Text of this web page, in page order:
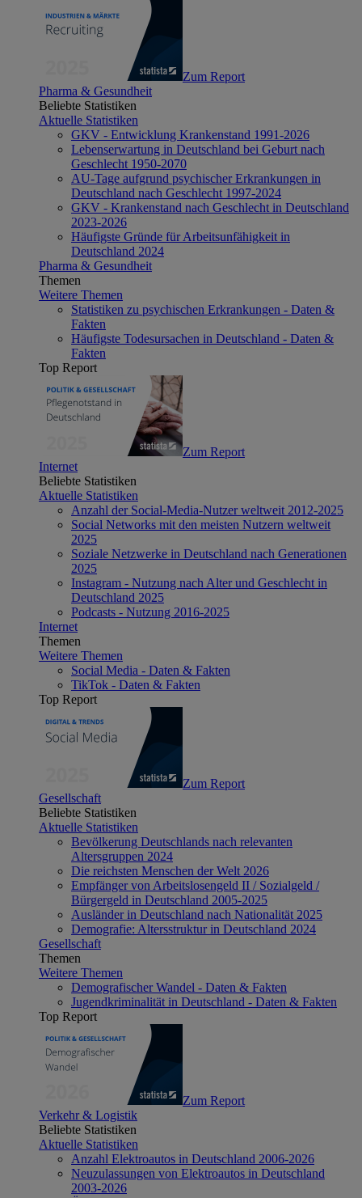
Zum Report
Pharma & Gesundheit
Beliebte Statistiken
Aktuelle Statistiken
GKV - Entwicklung Krankenstand 1991-2026
Lebenserwartung in Deutschland bei Geburt nach
Geschlecht 1950-2070
AU-Tage aufgrund psychischer Erkrankungen in
Deutschland nach Geschlecht 1997-2024
GKV - Krankenstand nach Geschlecht in Deutschland
2023-2026
Häufigste Gründe für Arbeitsunfähigkeit in
Deutschland 2024
Pharma & Gesundheit
Themen
Weitere Themen
Statistiken zu psychischen Erkrankungen - Daten &
Fakten
Häufigste Todesursachen in Deutschland - Daten &
Fakten
Top Report
Zum Report
Internet
Beliebte Statistiken
Aktuelle Statistiken
Anzahl der Social-Media-Nutzer weltweit 2012-2025
Social Networks mit den meisten Nutzern weltweit
2025
Soziale Netzwerke in Deutschland nach Generationen
2025
Instagram - Nutzung nach Alter und Geschlecht in
Deutschland 2025
Podcasts - Nutzung 2016-2025
Internet
Themen
Weitere Themen
Social Media - Daten & Fakten
TikTok - Daten & Fakten
Top Report
Zum Report
Gesellschaft
Beliebte Statistiken
Aktuelle Statistiken
Bevölkerung Deutschlands nach relevanten
Altersgruppen 2024
Die reichsten Menschen der Welt 2026
Empfänger von Arbeitslosengeld II / Sozialgeld /
Bürgergeld in Deutschland 2005-2025
Ausländer in Deutschland nach Nationalität 2025
Demografie: Altersstruktur in Deutschland 2024
Gesellschaft
Themen
Weitere Themen
Demografischer Wandel - Daten & Fakten
Jugendkriminalität in Deutschland - Daten & Fakten
Top Report
Zum Report
Verkehr & Logistik
Beliebte Statistiken
Aktuelle Statistiken
Anzahl Elektroautos in Deutschland 2006-2026
Neuzulassungen von Elektroautos in Deutschland
2003-2026